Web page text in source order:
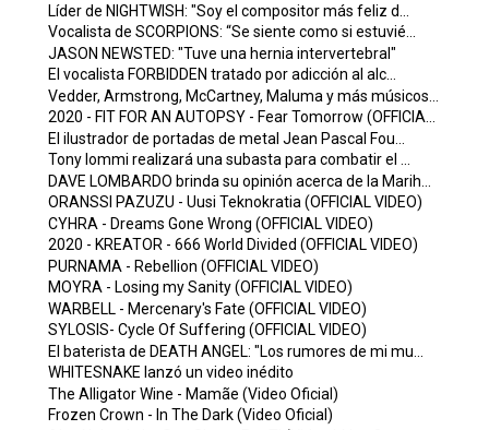
Líder de NIGHTWISH: "Soy el compositor más feliz d...
Vocalista de SCORPIONS: “Se siente como si estuvié...
JASON NEWSTED: "Tuve una hernia intervertebral"
El vocalista FORBIDDEN tratado por adicción al alc...
Vedder, Armstrong, McCartney, Maluma y más músicos...
2020 - FIT FOR AN AUTOPSY - Fear Tomorrow (OFFICIA...
El ilustrador de portadas de metal Jean Pascal Fou...
Tony Iommi realizará una subasta para combatir el ...
DAVE LOMBARDO brinda su opinión acerca de la Marih...
ORANSSI PAZUZU - Uusi Teknokratia (OFFICIAL VIDEO)
CYHRA - Dreams Gone Wrong (OFFICIAL VIDEO)
2020 - KREATOR - 666 World Divided (OFFICIAL VIDEO)
PURNAMA - Rebellion (OFFICIAL VIDEO)
MOYRA - Losing my Sanity (OFFICIAL VIDEO)
WARBELL - Mercenary's Fate (OFFICIAL VIDEO)
SYLOSIS- Cycle Of Suffering (OFFICIAL VIDEO)
El baterista de DEATH ANGEL: "Los rumores de mi mu...
WHITESNAKE lanzó un video inédito
The Alligator Wine - Mamãe (Video Oficial)
Frozen Crown - In The Dark (Video Oficial)